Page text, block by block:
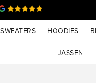
SWEATERS HOODIES
JASSEN